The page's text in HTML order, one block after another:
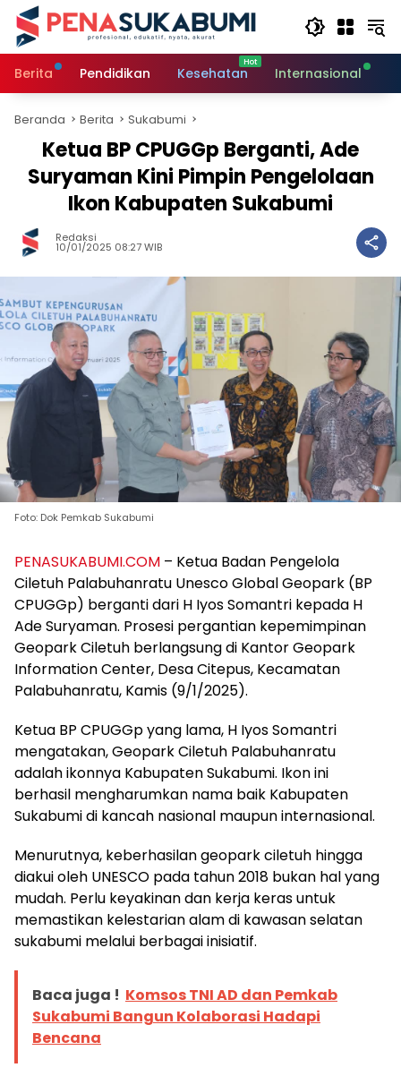
Langsung
konten
Berita
Pendidikan Kesehatan Internasional
Beranda Berita Sukabumi
Ketua BP CPUGGp Berganti, Ade
Suryaman Kini Pimpin Pengelolaan
Ikon Kabupaten Sukabumi
Redaksi
10/01/2025 08:27 WIB
Foto: Dok Pemkab Sukabumi
PENASUKABUMI.COM – Ketua Badan Pengelola
Ciletuh Palabuhanratu Unesco Global Geopark (BP
CPUGGp) berganti dari H Iyos Somantri kepada H
Ade Suryaman. Prosesi pergantian kepemimpinan
Geopark Ciletuh berlangsung di Kantor Geopark
Information Center, Desa Citepus, Kecamatan
Palabuhanratu, Kamis (9/1/2025).
Ketua BP CPUGGp yang lama, H Iyos Somantri
mengatakan, Geopark Ciletuh Palabuhanratu
adalah ikonnya Kabupaten Sukabumi. Ikon ini
berhasil mengharumkan nama baik Kabupaten
Sukabumi di kancah nasional maupun internasional.
Menurutnya, keberhasilan geopark ciletuh hingga
diakui oleh UNESCO pada tahun 2018 bukan hal yang
mudah. Perlu keyakinan dan kerja keras untuk
memastikan kelestarian alam di kawasan selatan
sukabumi melalui berbagai inisiatif.
Baca juga ! Komsos TNI AD dan Pemkab
Sukabumi Bangun Kolaborasi Hadapi
Bencana